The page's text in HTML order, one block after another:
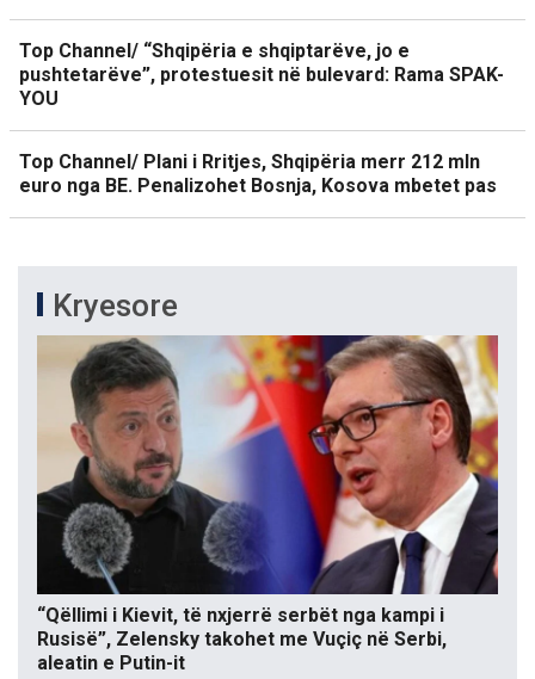
Top Channel/ “Shqipëria e shqiptarëve, jo e
pushtetarëve”, protestuesit në bulevard: Rama SPAK-
YOU
Top Channel/ Plani i Rritjes, Shqipëria merr 212 mln
euro nga BE. Penalizohet Bosnja, Kosova mbetet pas
Kryesore
“Qëllimi i Kievit, të nxjerrë serbët nga kampi i
Rusisë”, Zelensky takohet me Vuçiç në Serbi,
aleatin e Putin-it